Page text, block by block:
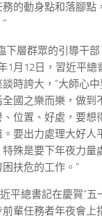
的動身點和落腳點
下層群眾的引導干
1月12日，習近平
時誇大，“大師心中
國之樂而樂，做到
位置、好處，要想
要出力處理大好人
殊是要下年夜力量
扶危的工作。”
平總書記在慶賀“五
輩任務者年夜會上